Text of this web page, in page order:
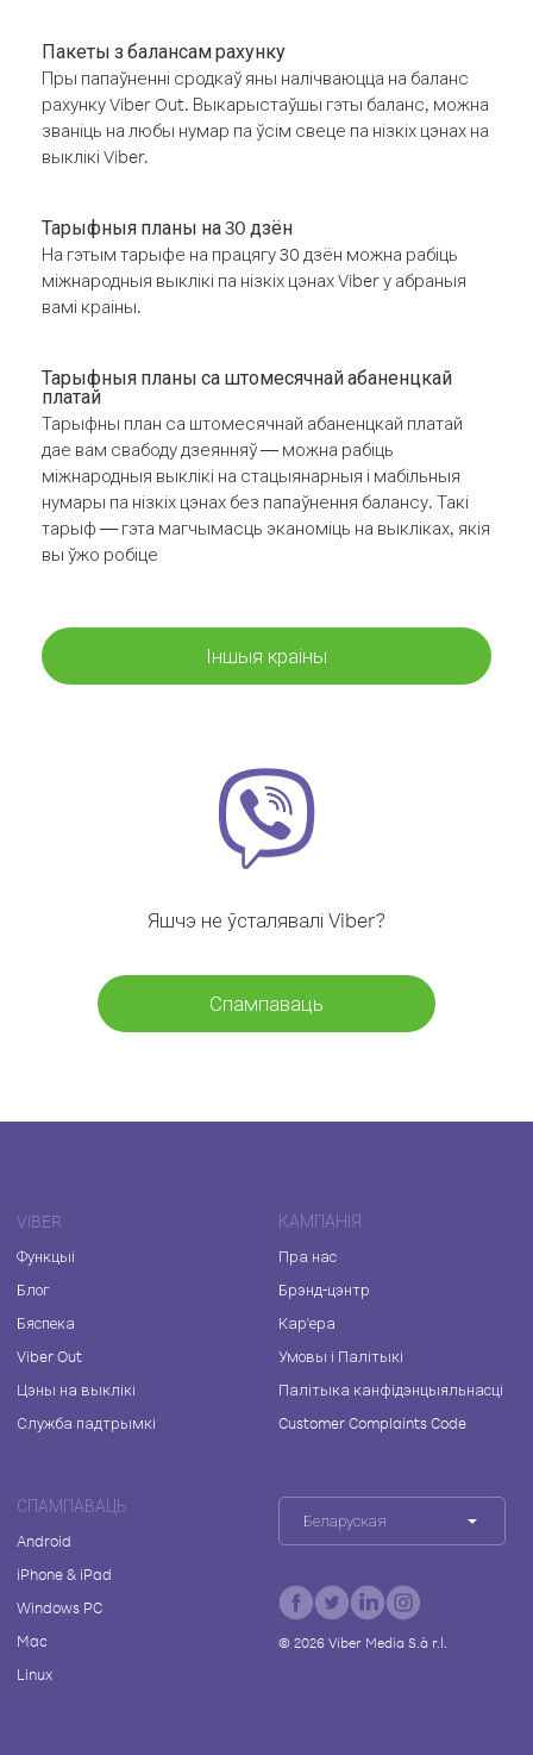
Пакеты з балансам рахунку
Пры папаўненні сродкаў яны налічваюцца на баланс
рахунку Viber Out. Выкарыстаўшы гэты баланс, можна
званіць на любы нумар па ўсім свеце па нізкіх цэнах на
выклікі Viber.
Тарыфныя планы на 30 дзён
На гэтым тарыфе на працягу 30 дзён можна рабіць
міжнародныя выклікі па нізкіх цэнах Viber у абраныя
вамі краіны.
Тарыфныя планы са штомесячнай абаненцкай
платай
Тарыфны план са штомесячнай абаненцкай платай
дае вам свабоду дзеянняў — можна рабіць
міжнародныя выклікі на стацыянарныя і мабільныя
нумары па нізкіх цэнах без папаўнення балансу. Такі
тарыф — гэта магчымасць эканоміць на выкліках, якія
вы ўжо робіце
Іншыя краіны
Яшчэ не ўсталявалі Viber?
Спампаваць
VIBER
Функцыі
Блог
Бяспека
Viber Out
Цэны на выклікі
Служба падтрымкі
КАМПАНІЯ
Пра нас
Брэнд-цэнтр
Кар'ера
Умовы і Палітыкі
Палітыка канфідэнцыяльнасці
Customer Complaints Code
СПАМПАВАЦЬ
Android
iPhone & iPad
Windows PC
Mac
Linux
Беларуская
© 2026Viber Media S.à r.l.